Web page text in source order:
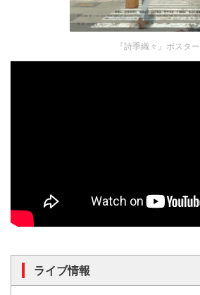
『詩季織々』ポスター
ライブ情報